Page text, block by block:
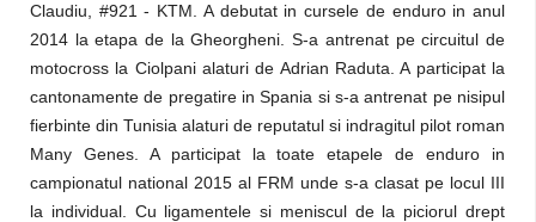
Claudiu, #921 - KTM. A debutat in cursele de enduro in anul
2014 la etapa de la Gheorgheni. S-a antrenat pe circuitul de
motocross la Ciolpani alaturi de Adrian Raduta. A participat la
cantonamente de pregatire in Spania si s-a antrenat pe nisipul
fierbinte din Tunisia alaturi de reputatul si indragitul pilot roman
Many Genes. A participat la toate etapele de enduro in
campionatul national 2015 al FRM unde s-a clasat pe locul III
la individual. Cu ligamentele si meniscul de la piciorul drept